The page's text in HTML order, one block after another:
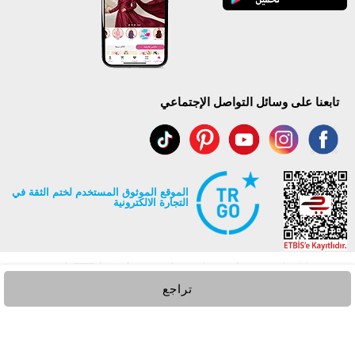
تراجع
تابعنا على وسائل التواصل الإجتماعي
الموقع الموثوق المستخدم لختم الثقة في
التجارة الالكترونية